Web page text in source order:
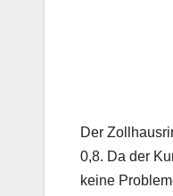
Der
0,8. Da der
keine